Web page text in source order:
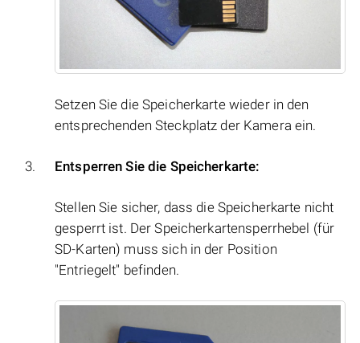
Setzen Sie die Speicherkarte wieder in den
entsprechenden Steckplatz der Kamera ein.
Entsperren Sie die Speicherkarte:
Stellen Sie sicher, dass die Speicherkarte nicht
gesperrt ist. Der Speicherkartensperrhebel (für
SD-Karten) muss sich in der Position
"Entriegelt" befinden.